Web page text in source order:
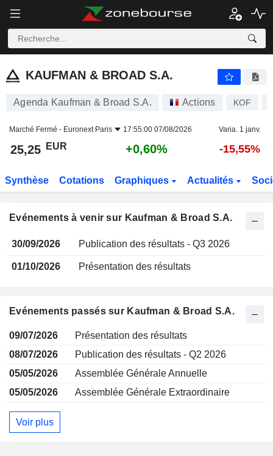
KAUFMAN & BROAD S.A.
KAUFMAN & BROAD S.A.
Agenda Kaufman & Broad S.A. Actions KOF
Marché Fermé - Euronext Paris 17:55:00 07/08/2026 Varia. 1 janv.
25,25 EUR +0,60% -15,55%
Synthèse Cotations Graphiques Actualités
Evénements à venir sur Kaufman & Broad S.A.
30/09/2026 Publication des résultats - Q3 2026
01/10/2026 Présentation des résultats
Evénements passés sur Kaufman & Broad S.A.
09/07/2026
Présentation des résultats
08/07/2026
Publication des résultats - Q2 2026
05/05/2026
Assemblée Générale Annuelle
05/05/2026
Assemblée Générale Extraordinaire
Voir plus